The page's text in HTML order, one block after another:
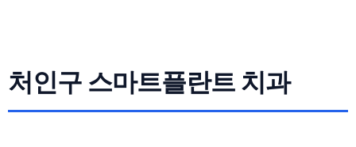
처인구 스마트플란트 치과